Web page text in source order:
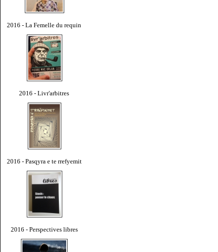
2016 - La Femelle du requin
2016 - Livr'arbitres
2016 - Pasqyra e te rrefyemit
2016 - Perspectives libres